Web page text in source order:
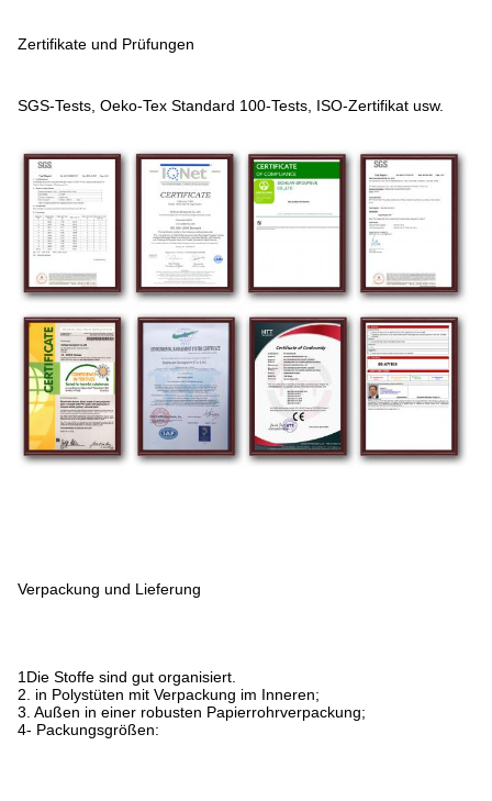
Zertifikate und Prüfungen
SGS-Tests, Oeko-Tex Standard 100-Tests, ISO-Zertifikat usw.
Verpackung und Lieferung
1Die Stoffe sind gut organisiert.
2. in Polystüten mit Verpackung im Inneren;
3. Außen in einer robusten Papierrohrverpackung;
4- Packungsgrößen: